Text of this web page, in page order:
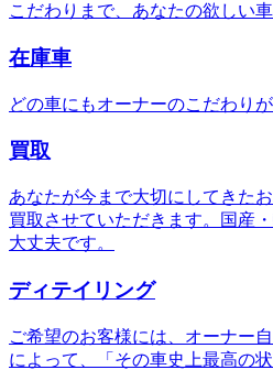
こだわりまで、あなたの欲しい
在庫車
どの車にもオーナーのこだわりが
買取
あなたが今まで大切にしてきた
買取させていただきます。国産
大丈夫です。
ディテイリング
ご希望のお客様には、オーナー
によって、「その車史上最高の